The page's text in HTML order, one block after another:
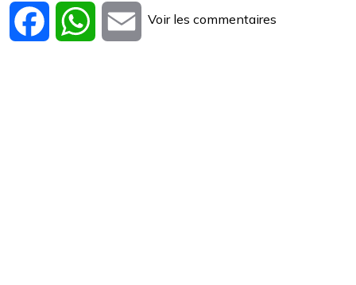
Facebook WhatsApp
Email
Voir les commentaires